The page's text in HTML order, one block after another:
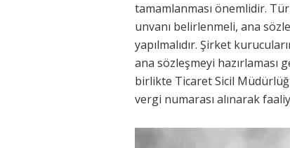
tamamlanması önemlidir.
unvanı belirlenmeli, ana
yapılmalıdır. Şirket
ana sözleşmeyi
birlikte Ticaret Sicil
vergi numarası alınarak